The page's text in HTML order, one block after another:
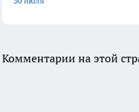
Комментарии на этой